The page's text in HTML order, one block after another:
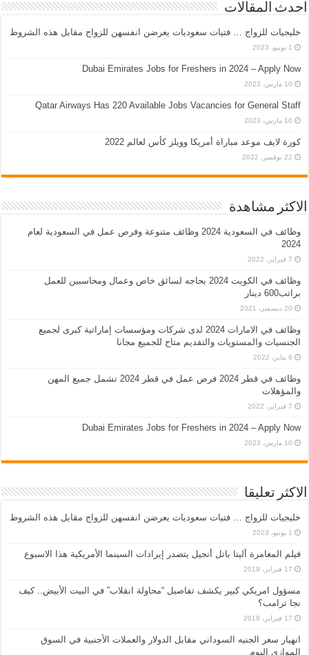
احدث المقالات
خليجيات للزواج … فتيات سعوديات يعرضن انفسهن للزواج مقابل هذه الشروط
1 يونيو، 2023
Dubai Emirates Jobs for Freshers in 2024 – Apply Now
10 مارس، 2023
Qatar Airways Has 220 Available Jobs Vacancies for General Staff
10 مارس، 2023
كورة لايف موعد مباراة أمريكا وويلز كأس لعالم 2022
22 نوفمبر، 2022
الاكثر مشاهدة
وظائف في السعودية 2024 وظائف متنوعة وفرص عمل في السعودية لعام
2024
7 فبراير، 2022
وظائف في الكويت 2024 بحاجه لسائق خاص وعمال ومحاسبين للعمل
براتب600 دينار
20 ديسمبر، 2021
وظائف في الامارات 2024 لدى شركات ومؤسسات إماراتية كبرى لجميع
الجنسيات والمستويات والتقديم متاح للجميع مجانا
6 يناير، 2022
وظائف في قطر 2024 فرص عمل في قطر 2024 تشمل جميع المهن
والمؤهلات
7 فبراير، 2022
Dubai Emirates Jobs for Freshers in 2024 – Apply Now
10 مارس، 2023
الاكثر تعليقا
خليجيات للزواج … فتيات سعوديات يعرضن انفسهن للزواج مقابل هذه الشروط
1 يونيو، 2023
فيلم المغامرة أليتا‭ ‬باتل أنجيل يتصدر إيرادات السينما الأمريكية هذا الاسبوع
17 فبراير، 2019
مسؤول امريكي كبير يكشف تفاصيل “محاولة انقلاب” في البيت الأبيض.. كيف
نجا ترامب؟
17 فبراير، 2019
انهيار سعر الجنيه السوداني مقابل الدولار والعملات الأجنبية في السوق
الموازي اليوم